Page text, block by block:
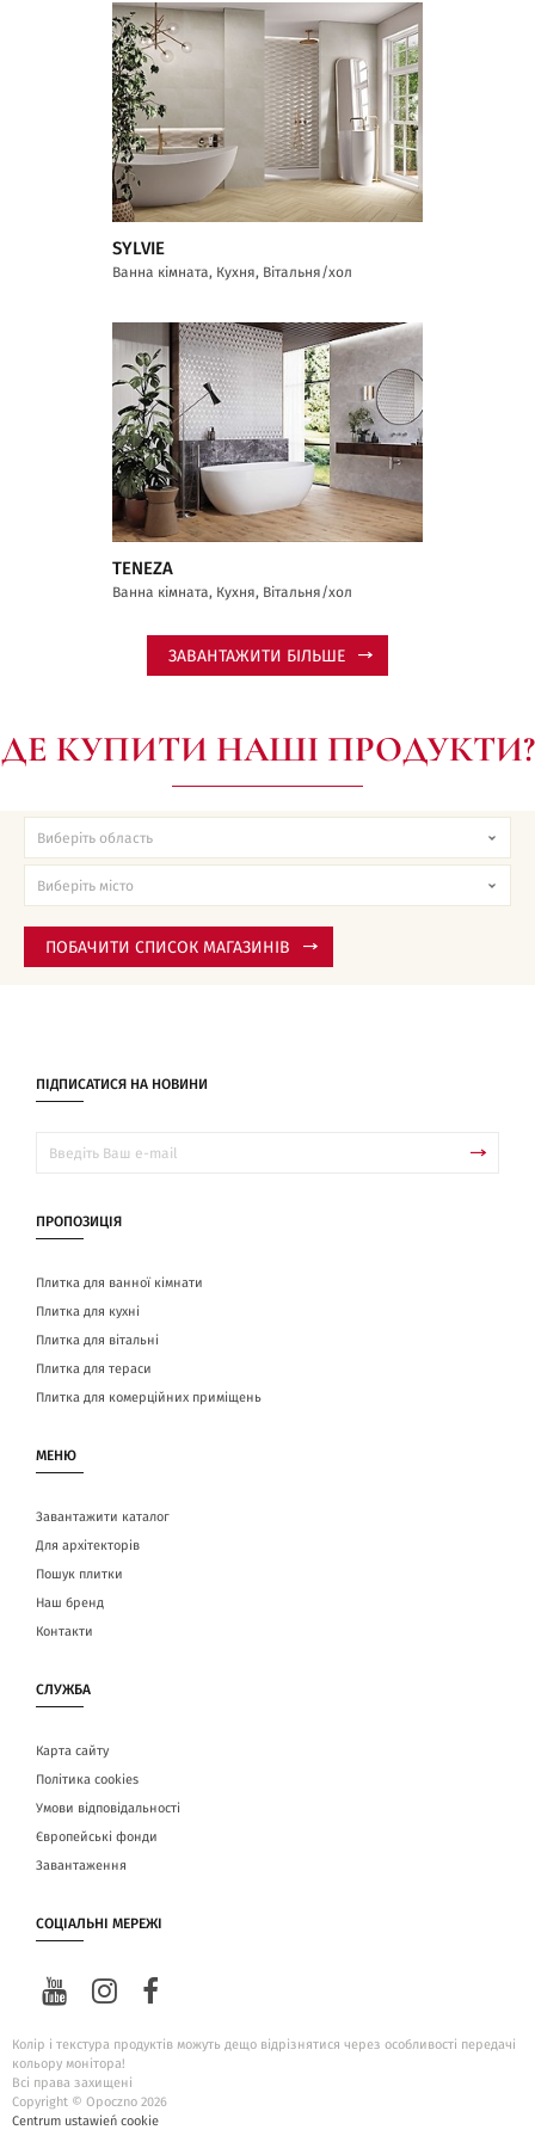
SYLVIE
Ванна кімната, Кухня, Вітальня/хол
TENEZA
Ванна кімната, Кухня, Вітальня/хол
ЗАВАНТАЖИТИ БІЛЬШЕ
ДЕ КУПИТИ НАШІ ПРОДУКТИ?
ПОБАЧИТИ СПИСОК МАГАЗИНІВ
ПІДПИСАТИСЯ НА НОВИНИ
ПРОПОЗИЦІЯ
Плитка для ванної кімнати
Плитка для кухні
Плитка для вітальні
Плитка для тераси
Плитка для комерційних приміщень
МЕНЮ
Завантажити каталог
Для архітекторів
Пошук плитки
Наш бренд
Контакти
СЛУЖБА
Карта сайту
Політика cookies
Умови відповідальності
Європейські фонди
Завантаження
СОЦІАЛЬНІ МЕРЕЖІ
Колір і текстура продуктів можуть дещо відрізнятися через особливості передачі
кольору монітора!
Всі права захищені
Copyright © Opoczno 2026
Centrum ustawień cookie